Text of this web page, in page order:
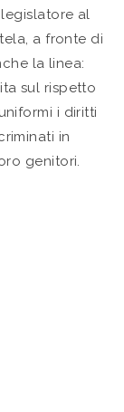
al
a fronte di
la linea:
sul rispetto
i diritti
in
genitori.